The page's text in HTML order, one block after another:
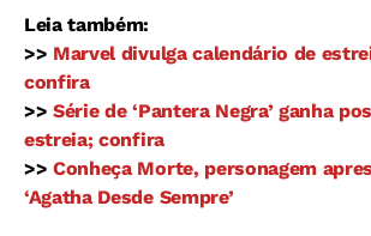
Leia também:
>> Marvel divulga calendário de
confira
>>Série de ‘Pantera Negra’ ganha
estreia; confira
>>Conheça Morte, personagem
‘Agatha Desde Sempre’